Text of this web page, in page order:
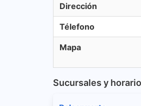
Dirección
Télefono
Mapa
Sucursales y